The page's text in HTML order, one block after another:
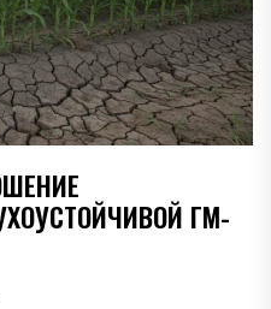
ГМ-